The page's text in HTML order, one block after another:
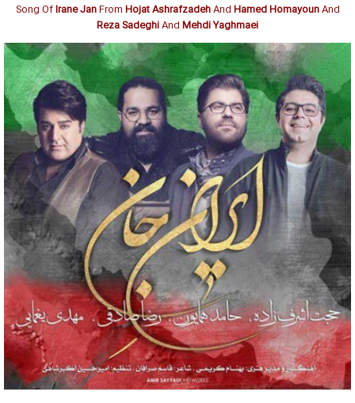
Song OfIrane JanFrom Hojat AshrafzadehAnd Hamed HomayounAnd
Reza SadeghiAnd Mehdi Yaghmaei